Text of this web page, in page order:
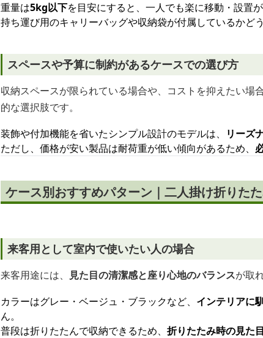
重量は5kg以下を目安にすると、一人でも楽に移動・設置が
持ち運び用のキャリーバッグや収納袋が付属しているかど
スペースや予算に制約があるケースでの選び方
収納スペースが限られている場合や、コストを抑えたい場
的な選択肢です。
装飾や付加機能を省いたシンプル設計のモデルは、
リーズ
ただし、価格が安い製品は耐荷重が低い傾向があるため、
ケース別おすすめパターン｜二人掛け折りた
来客用として室内で使いたい人の場合
来客用途には、 見た目の清潔感と座り心地のバランスが取
カラーはグレー・ベージュ・ブラックなど、 インテリアに
ん。
普段は折りたたんで収納できるため、 折りたたみ時の見た